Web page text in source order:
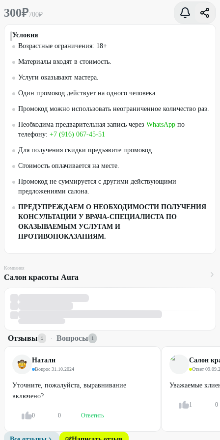
300₽700₽
Условия
Возрастные ограничения: 18+
Материалы входят в стоимость.
Услуги оказывают мастера.
Один промокод действует на одного человека.
Промокод можно использовать неограниченное количество раз.
Необходима предварительная запись через WhatsApp по
телефону: +7 (916) 067-45-51
Для получения скидки предъявите промокод.
Стоимость оплачивается на месте.
Промокод не суммируется с другими действующими
предложениями салона.
ПРЕДУПРЕЖДАЕМ О НЕОБХОДИМОСТИ ПОЛУЧЕНИЯ
КОНСУЛЬТАЦИИ У ВРАЧА-СПЕЦИАЛИСТА ПО
ОКАЗЫВАЕМЫМ УСЛУГАМ И
ПРОТИВОПОКАЗАНИЯМ.
Компания
Салон красоты Aura
Отзывы 1 · Вопросы 1
Натали
Вопрос·31.10.2024
Уточните, пожалуйста, выравнивание
включено?
0 0 Ответить
Салон
Ответ·
Уважаемые
1 0